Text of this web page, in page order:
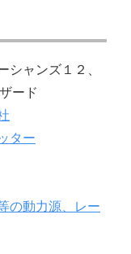
シャンズ１２、
ード
ター
の動力源、レー